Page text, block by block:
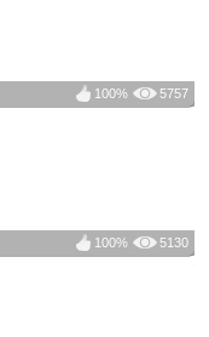
5757
100%
5130
100%